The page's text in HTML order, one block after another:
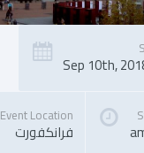
Sep 10th,
Event Location
فرانكفورت